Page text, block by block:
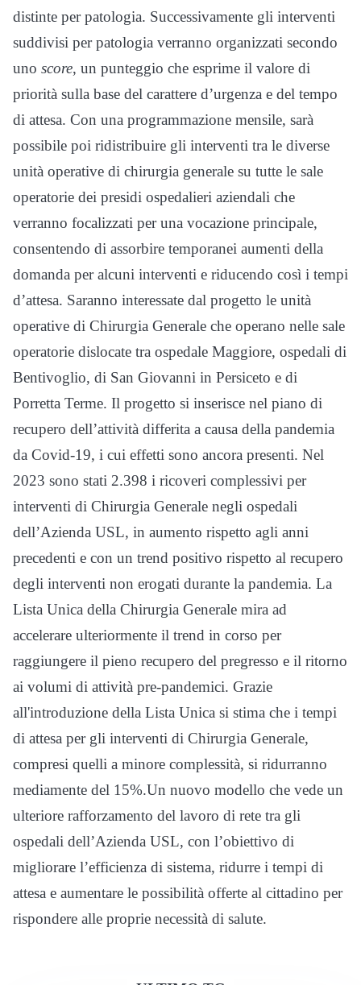
distinte per patologia. Successivamente gli interventi
suddivisi per patologia verranno organizzati secondo
uno score, un punteggio che esprime il valore di
priorità sulla base del carattere d’urgenza e del tempo
di attesa. Con una programmazione mensile, sarà
possibile poi ridistribuire gli interventi tra le diverse
unità operative di chirurgia generale su tutte le sale
operatorie dei presidi ospedalieri aziendali che
verranno focalizzati per una vocazione principale,
consentendo di assorbire temporanei aumenti della
domanda per alcuni interventi e riducendo così i tempi
d’attesa. Saranno interessate dal progetto le unità
operative di Chirurgia Generale che operano nelle sale
operatorie dislocate tra ospedale Maggiore, ospedali di
Bentivoglio, di San Giovanni in Persiceto e di
Porretta Terme. Il progetto si inserisce nel piano di
recupero dell’attività differita a causa della pandemia
da Covid-19, i cui effetti sono ancora presenti. Nel
2023 sono stati 2.398 i ricoveri complessivi per
interventi di Chirurgia Generale negli ospedali
dell’Azienda USL, in aumento rispetto agli anni
precedenti e con un trend positivo rispetto al recupero
degli interventi non erogati durante la pandemia. La
Lista Unica della Chirurgia Generale mira ad
accelerare ulteriormente il trend in corso per
raggiungere il pieno recupero del pregresso e il ritorno
ai volumi di attività pre-pandemici. Grazie
all'introduzione della Lista Unica si stima che i tempi
di attesa per gli interventi di Chirurgia Generale,
compresi quelli a minore complessità, si ridurranno
mediamente del 15%.Un nuovo modello che vede un
ulteriore rafforzamento del lavoro di rete tra gli
ospedali dell’Azienda USL, con l’obiettivo di
migliorare l’efficienza di sistema, ridurre i tempi di
attesa e aumentare le possibilità offerte al cittadino per
rispondere alle proprie necessità di salute.